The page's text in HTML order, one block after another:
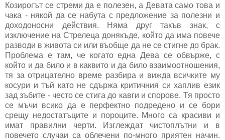
Козирогът се стреми да е полезен, а Девата само това и
чака - някой да се набута с предложение за полезни и
доходоносни действия. Няма друг такъв знак, с
изключение на Стрелеца донякъде, който да има повече
разводи в живота си или въобще да не се стигне до брак.
Проблема е там, че когато една Дева се обвърже, с
който и да било и в каквито и да било взаимоотношения,
тя за отрицателно време разбира и вижда всичките му
косури и тъй като не сдържа критичния си хаплив език
зад зъбите - често се стига до кавги и спорове. Тя просто
се мъчи всико да е перфектно подредено и се бори
срещу недостатъците и пороците. Много са красиви и
имат правилни черти. Изглеждат чистоплътни и в
повечето случаи са облечени по-много приятен начин.